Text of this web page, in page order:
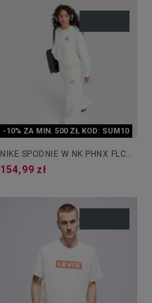
-10% ZA MIN. 500 ZŁ KOD: SUM10
NIKE SPODNIE W NK PHNX FLC
HR WIDE LEG GLS
154,99 zł